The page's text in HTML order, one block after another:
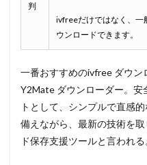
判
ivfreeだけではなく、一
ウンロードできます。
一番おすすめのivfree ダウン
Y2Mate ダウンローダー。安
トとして、シンプルで直感
備えながら、最新の技術を
ド保存支援ツールと言われる